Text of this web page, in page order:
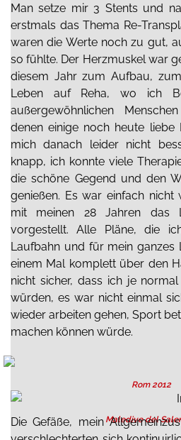
Man setze mir 3 Stents und
erstmals das Thema Re-
waren die Werte noch zu gut,
so fühlte. Der Herzmuskel war
diesem Jahr zum Aufbau,
Leben auf Reha, wo ich
außergewöhnlichen
denen einige noch heute liebe
mich danach leider nicht
knapp, ich konnte viele
die schöne Gegend und den
genießen. Es war einfach
mit meinen 28 Jahren das
vorgestellt. Alle Pläne, die
Laufbahn und für mein
einem Mal komplett über den
nicht sicher, dass ich je
würden, es war nicht einmal
wieder arbeiten gehen, Sport
machen können würde.
Rom 2012
Maledive del
Die Gefäße, mein